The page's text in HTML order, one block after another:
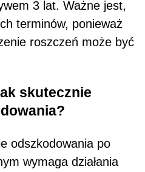
3 lat. Ważne jest,
terminów, ponieważ
roszczeń może być
skutecznie
odszkodowania po
wymaga działania